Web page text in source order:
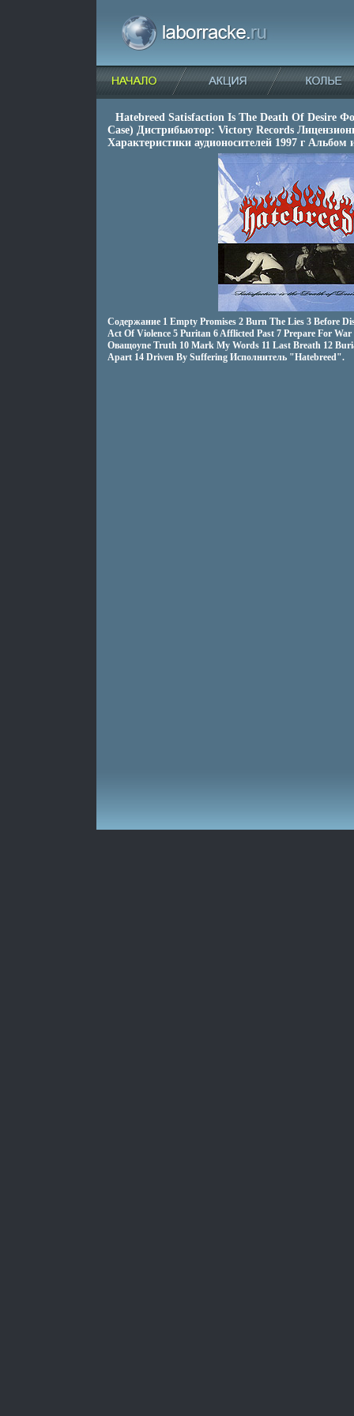
Hatebreed Satisfaction Is The Death Of Desire
Case) Дистрибьютор: Victory Records
Характеристики аудионосителей 1997 г Альбом
Содержание 1 Empty Promises 2 Burn The Lies 3 Before
Act Of Violence 5 Puritan 6 Afflicted Past 7 Prepare For
Oващоуne Truth 10 Mark My Words 11 Last Breath 12
Apart 14 Driven By Suffering Исполнитель "Hatebreed".